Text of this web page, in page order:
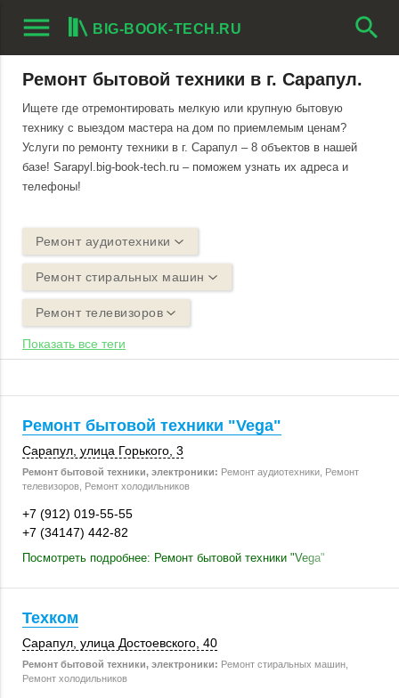
menu BIG-BOOK-TECH.RU search
Ремонт бытовой техники в г. Сарапул.
Ищете где отремонтировать мелкую или крупную бытовую
технику с выездом мастера на дом по приемлемым ценам?
Услуги по ремонту техники в г. Сарапул – 8 объектов в нашей
базе! Sarapyl.big-book-tech.ru – поможем узнать их адреса и
телефоны!
Ремонт аудиотехники
Ремонт стиральных машин
Ремонт телевизоров
Показать все теги
Ремонт бытовой техники "Vega"
Сарапул улица Горького, 3
Ремонт бытовой техники, электроники: Ремонт аудиотехники, Ремонт
телевизоров, Ремонт холодильников
+7 (912) 019-55-55
+7 (34147) 442-82
Посмотреть подробнее: Ремонт бытовой техники "Vega"
Техком
Сарапул , улица Достоевского, 40
Ремонт бытовой техники, электроники: Ремонт стиральных машин,
Ремонт холодильников